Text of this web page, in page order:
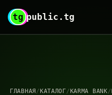
tg public.tg
ГЛАВНАЯ / КАТАЛОГ/ KARMA BANK/